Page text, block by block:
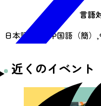
言語
日本語,英語,中国語（簡）,
近くのイベント